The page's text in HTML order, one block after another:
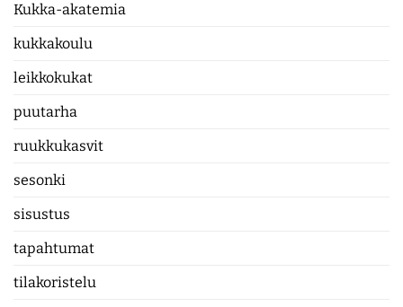
Kukka-akatemia
kukkakoulu
leikkokukat
puutarha
ruukkukasvit
sesonki
sisustus
tapahtumat
tilakoristelu